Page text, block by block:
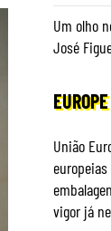
Um olho
José
União
vigor já